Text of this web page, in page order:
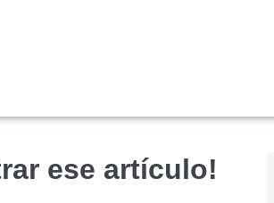
ese artículo!